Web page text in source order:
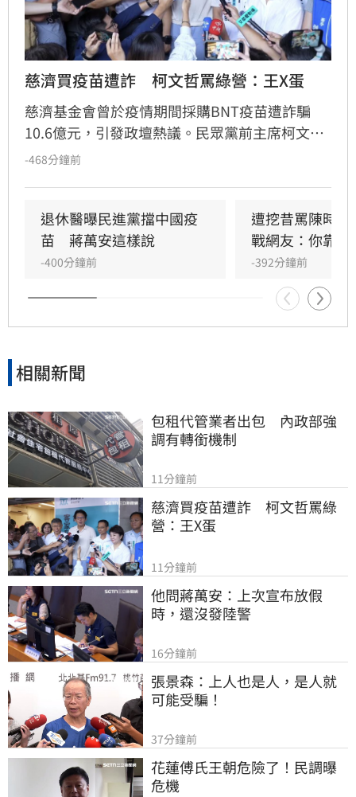
慈濟買疫苗遭詐　柯文哲罵綠營：王X蛋
慈濟基金會曾於疫情期間採購BNT疫苗遭詐騙
10.6億元，引發政壇熱議。民眾黨前主席柯文哲
今（9日）對此痛批，民進黨擁有龐大特別預
X蛋。
-468分鐘前
退休醫曝民進黨擋中國疫
苗　蔣萬安這樣說
-400分鐘前
遭挖昔罵陳時
戰網友：你靠我
-392分鐘前
相關新聞
包租代管業者出包　內政部強
調有轉銜機制
11分鐘前
慈濟買疫苗遭詐　柯文哲罵綠
營：王X蛋
11分鐘前
他問蔣萬安：上次宣布放假
時，還沒發陸警
16分鐘前
張景森：上人也是人，是人就
可能受騙！
37分鐘前
花蓮傅氏王朝危險了！民調曝
危機